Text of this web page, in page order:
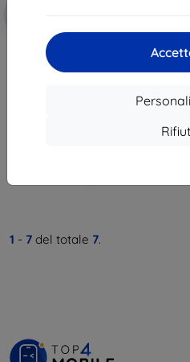
Puluz kit di accessori 43 in 1
Ultimate Combo Kits per DJI
1 - 7 del totale 7.